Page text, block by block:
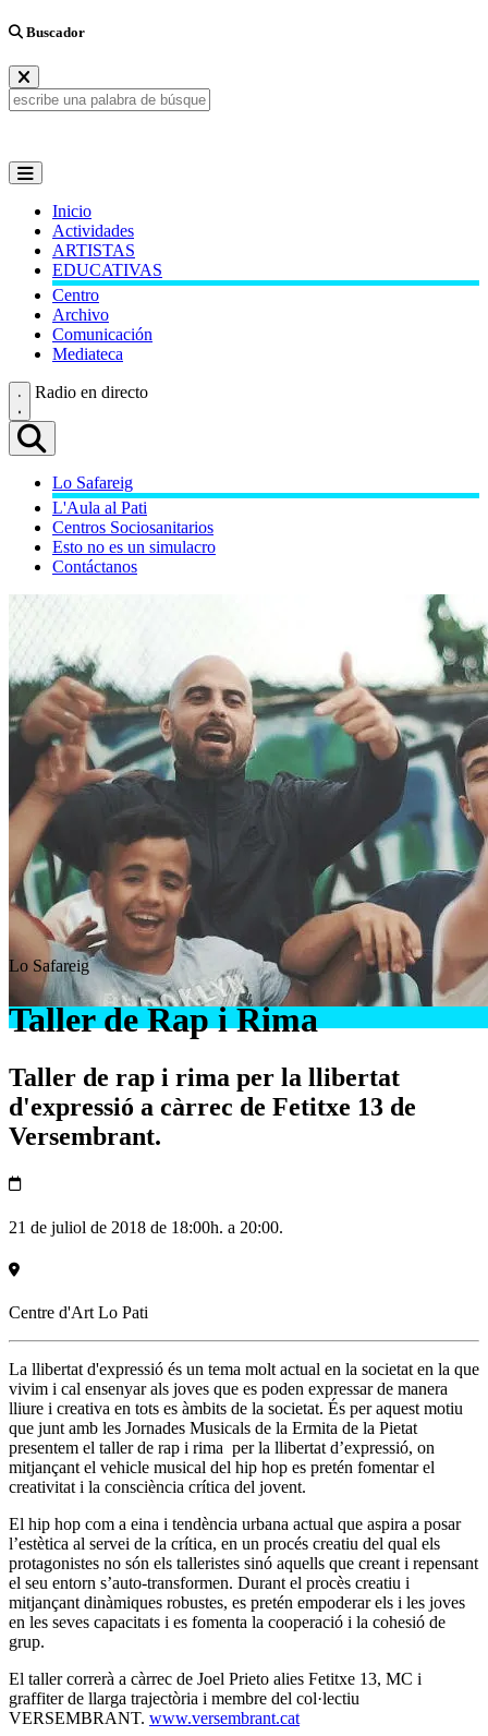
Buscador
Inicio
Actividades
ARTISTAS
EDUCATIVAS
Centro
Archivo
Comunicación
Mediateca
Radio en directo
Lo Safareig
L'Aula al Pati
Centros Sociosanitarios
Esto no es un simulacro
Contáctanos
Lo Safareig
Taller de Rap i Rima
Taller de rap i rima per la llibertat
d'expressió a càrrec de Fetitxe 13 de
Versembrant.
21 de juliol de 2018 de 18:00h. a 20:00.
Centre d'Art Lo Pati
La llibertat d'expressió és un tema molt actual en la societat en la que
vivim i cal ensenyar als joves que es poden expressar de manera
lliure i creativa en tots es àmbits de la societat. És per aquest motiu
que junt amb les Jornades Musicals de la Ermita de la Pietat
presentem el taller de rap i rima per la llibertat d’expressió, on
mitjançant el vehicle musical del hip hop es pretén fomentar el
creativitat i la consciència crítica del jovent.
El hip hop com a eina i tendència urbana actual que aspira a posar
l’estètica al servei de la crítica, en un procés creatiu del qual els
protagonistes no són els talleristes sinó aquells que creant i repensant
el seu entorn s’auto-transformen. Durant el procès creatiu i
mitjançant dinàmiques robustes, es pretén empoderar els i les joves
en les seves capacitats i es fomenta la cooperació i la cohesió de
grup.
El taller correrà a càrrec de Joel Prieto alies Fetitxe 13, MC i
graffiter de llarga trajectòria i membre del col·lectiu
VERSEMBRANT. www.versembrant.cat